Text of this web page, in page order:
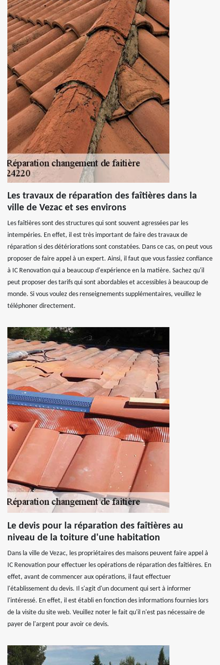
Les travaux de réparation des faîtières dans la
ville de Vezac et ses environs
Les faîtières sont des structures qui sont souvent agressées par les
intempéries. En effet, il est très important de faire des travaux de
réparation si des détériorations sont constatées. Dans ce cas, on peut vous
proposer de faire appel à un expert. Ainsi, il faut que vous fassiez confiance
à IC Renovation qui a beaucoup d'expérience en la matière. Sachez qu'il
peut proposer des tarifs qui sont abordables et accessibles à beaucoup de
monde. Si vous voulez des renseignements supplémentaires, veuillez le
téléphoner directement.
Le devis pour la réparation des faîtières au
niveau de la toiture d'une habitation
Dans la ville de Vezac, les propriétaires des maisons peuvent faire appel à
IC Renovation pour effectuer les opérations de réparation des faîtières. En
effet, avant de commencer aux opérations, il faut effectuer
l'établissement du devis. Il s'agit d'un document qui sert à informer
l'intéressé. En effet, il est établi en fonction des informations fournies lors
de la visite du site web. Veuillez noter le fait qu'il n'est pas nécessaire de
payer de l'argent pour avoir ce devis.